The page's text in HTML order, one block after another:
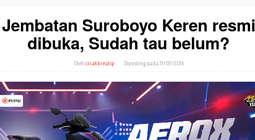
Jembatan Suroboyo Keren resmi
dibuka, Sudah tau belum?
Oleh cicakkreatip Diposting pada17/07/2016